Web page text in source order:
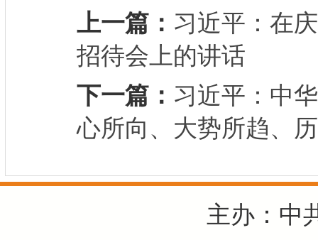
上一篇： 习近平：在
招待会上的讲话
下一篇： 习近平：中
心所向、大势所趋、
主办：中